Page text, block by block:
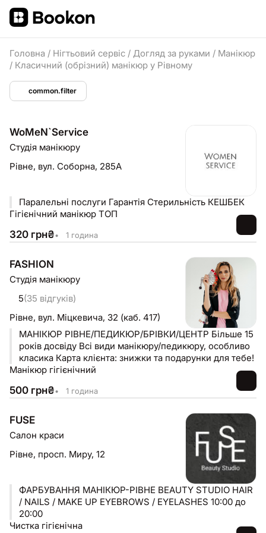
Головна / Нігтьовий сервіс / Догляд за руками / Манікюр
/ Класичний (обрізний) манікюр у Рівному
common.filter
WoMeN`Service
Студія манікюру
Рівне, вул. Соборна, 285А
Паралельні послуги Гарантія Стерильність КЕШБЕК
Гігієнічний манікюр ТОП
320 грн₴• 1 година
FASHION
Студія манікюру
5(35 відгуків)
Рівне, вул. Міцкевича, 32 (каб. 417)
МАНІКЮР РІВНЕ/ПЕДИКЮР/БРІВКИ/ЦЕНТР Більше 15
років досвіду Всі види манікюру/педикюру, особливо
класика Карта клієнта: знижки та подарунки для тебе!
Манікюр гігієнічний
500 грн₴• 1 година
FUSE
Салон краси
Рівне, просп. Миру, 12
ФАРБУВАННЯ МАНІКЮР-РІВНЕ BEAUTY STUDIO HAIR
/ NAILS / MAKE UP EYEBROWS / EYELASHES 10:00 до
20:00
Чистка гігієнічна